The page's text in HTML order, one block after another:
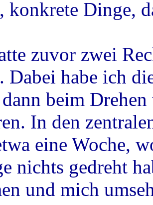
konkrete Dinge,
zuvor zwei
Dabei habe ich
beim Drehen
In den
eine Woche,
nichts gedreht
und mich